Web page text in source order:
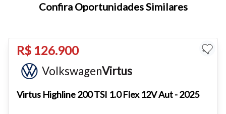
Tamanho do texto
Para aumentar ou diminuir a fonte em nosso site, utilize os
atalhos Ctrl+ (para aumentar) e Ctrl- (para diminuir) no seu
teclado.
Confira Oportunidades Similares
R$ 126.900
VolkswagenVirtus
Virtus Highline 200 TSI 1.0 Flex 12V Aut - 2025